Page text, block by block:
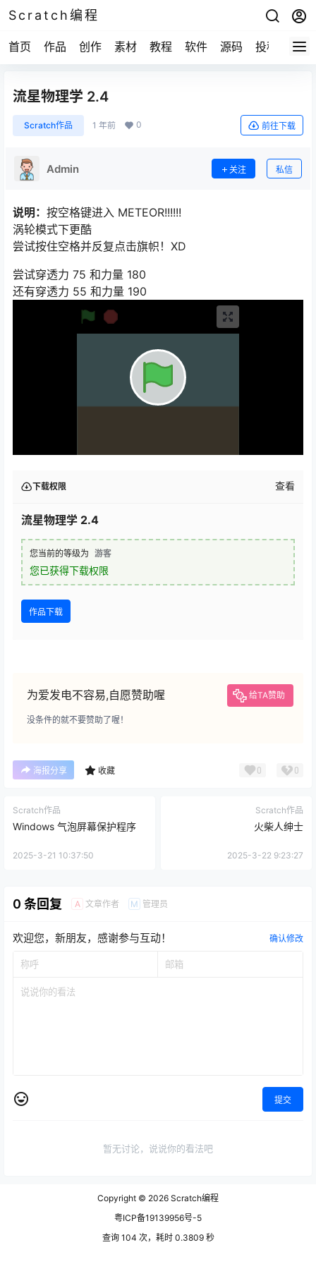
Scratch编程
首页 作品 创作 素材 教程 软件 源码 投稿 关于
流星物理学 2.4
Scratch作品 1 年前 0 前往下载
Admin 关注 私信
说明： 按空格键进入 METEOR!!!!!!
涡轮模式下更酷
尝试按住空格并反复点击旗帜！XD
尝试穿透力 75 和力量 180
还有穿透力 55 和力量 190
下载权限 查看
流星物理学 2.4
您当前的等级为 游客
您已获得下载权限
作品下载
为爱发电不容易,自愿赞助喔 给TA赞助
没条件的就不要赞助了喔！
海报分享 收藏 0 0
Scratch作品
Windows 气泡屏幕保护程序
2025-3-21 10:37:50
Scratch作品
火柴人绅士
2025-3-22 9:23:27
0 条回复 A 文章作者 M 管理员
欢迎您，新朋友，感谢参与互动！ 确认修改
提交
暂无讨论，说说你的看法吧
Copyright © 2026 Scratch编程
粤ICP备19139956号-5
查询 104 次，耗时 0.3809 秒